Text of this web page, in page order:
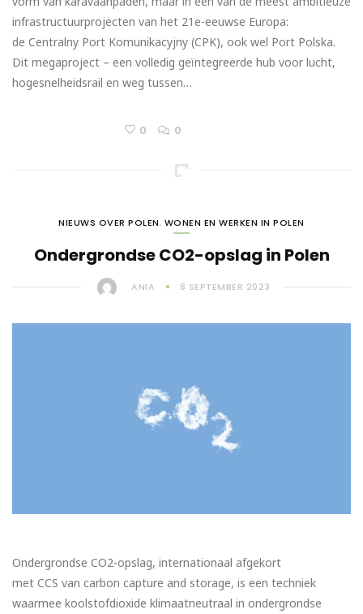
infrastructuurprojecten van het 21e-eeuwse Europa:
de Centralny Port Komunikacyjny (CPK), ook wel Port Polska.
Dit megaproject – een volledig geïntegreerde hub voor lucht,
hogesnelheidsrail en weg tussen…
0 0
NIEUWS OVER POLEN, WONEN EN WERKEN IN POLEN
Ondergrondse CO2-opslag in Polen
ANIA 8 SEPTEMBER 2023
Ondergrondse CO2-opslag, internationaal afgekort
met CCS van carbon capture and storage, is een techniek
waarmee koolstofdioxide klimaatneutraal in ondergrondse